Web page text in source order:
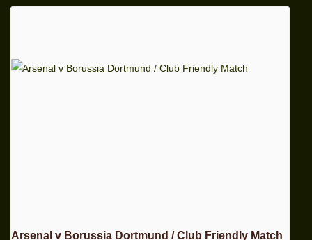
Arsenal v Borussia Dortmund / Club Friendly Match